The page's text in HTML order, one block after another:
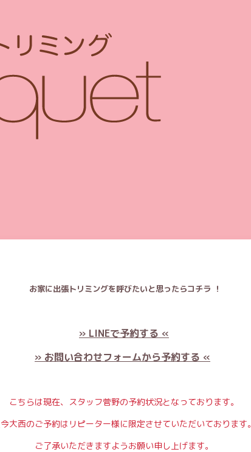
お家に出張トリミングを呼びたいと思ったらコチラ ！
» LINEで予約する «
» お問い合わせフォームから予約する «
こちらは現在、スタッフ菅野の予約状況となっております。
大西のご予約はリピーター様に限定させていただいております。
ご了承いただきますようお願い申し上げます。